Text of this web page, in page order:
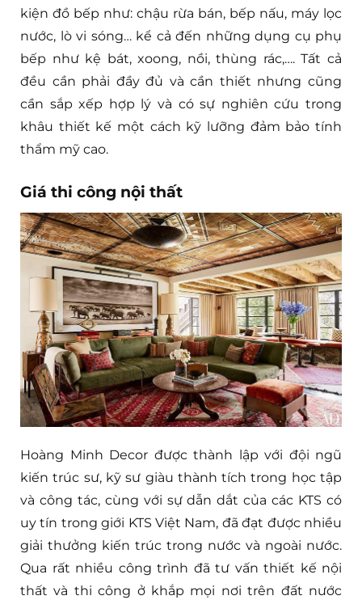
kiện đồ bếp như: chậu rừa bán, bếp nấu, máy lọc
nước, lò vi sóng… kể cả đến những dụng cụ phụ
bếp như kệ bát, xoong, nồi, thùng rác,…. Tất cả
đều cần phải đầy đủ và cần thiết nhưng cũng
cần sắp xếp hợp lý và có sự nghiên cứu trong
khâu thiết kế một cách kỹ lưỡng đảm bảo tính
thẩm mỹ cao.
Giá thi công nội thất
Hoàng Minh Decor được thành lập với đội ngũ
kiến trúc sư, kỹ sư giàu thành tích trong học tập
và công tác, cùng với sự dẫn dắt của các KTS có
uy tín trong giới KTS Việt Nam, đã đạt được nhiều
giải thưởng kiến trúc trong nước và ngoài nước.
Qua rất nhiều công trình đã tư vấn thiết kế nội
thất và thi công ở khắp mọi nơi trên đất nước